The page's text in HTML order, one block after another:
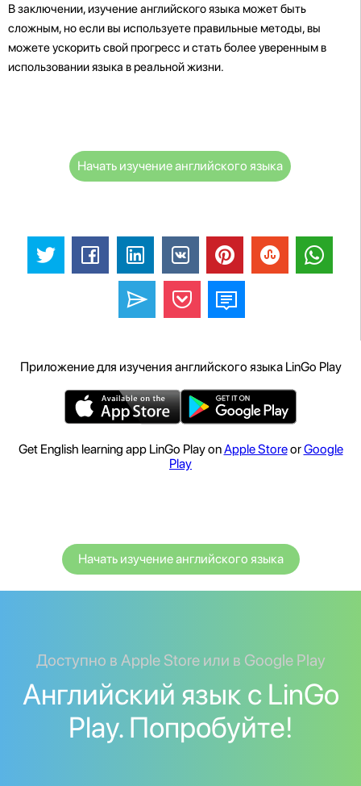
В заключении, изучение английского языка может быть
сложным, но если вы используете правильные методы, вы
можете ускорить свой прогресс и стать более уверенным в
использовании языка в реальной жизни.
Начать изучение английского языка
Приложение для изучения английского языка LinGo Play
Get English learning app LinGo Play onApple StoreorGoogle
Play
Начать изучение английского языка
Доступно в Apple Store или в Google Play
Английский язык с LinGo
Play. Попробуйте!